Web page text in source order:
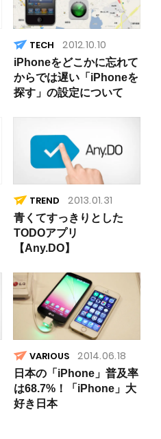
2012.10.10
iPhoneをどこかに忘れて
からでは遅い「iPhoneを
探す」の設定について
TREND 2013.01.31
青くてすっきりとした
TODOアプリ
【Any.DO】
VARIOUS 2014.06.18
日本の「iPhone」普及率
は68.7%！「iPhone」大
好き日本